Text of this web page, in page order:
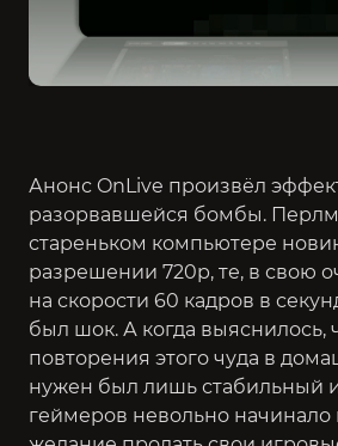
Анонс OnLive произвёл
разорвавшейся бомбы.
стареньком компьютере
разрешении 720р, те, в свою
на скорости 60 кадров в
был шок. А когда выяснилось,
повторения этого чуда в
нужен был лишь стабильный
геймеров невольно начинало